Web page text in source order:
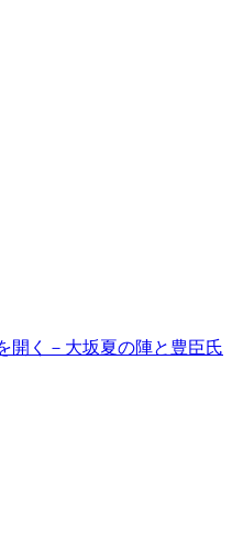
開く－大坂夏の陣と豊臣氏